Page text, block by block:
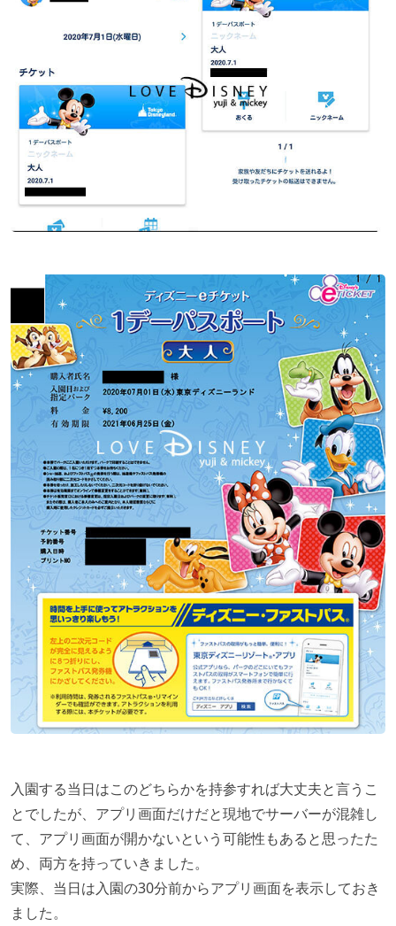
入園する当日はこのどちらかを持参すれば大丈夫と言うこ
とでしたが、アプリ画面だけだと現地でサーバーが混雑し
て、アプリ画面が開かないという可能性もあると思ったた
め、両方を持っていきました。
実際、当日は入園の30分前からアプリ画面を表示しておき
ました。